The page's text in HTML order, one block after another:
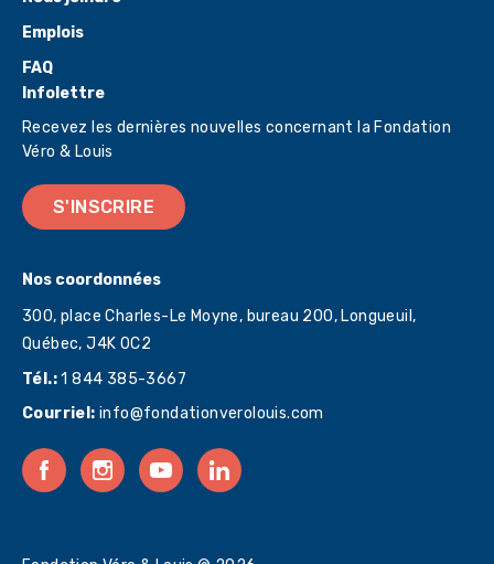
Infolettre
Recevez les dernières nouvelles concernant la Fondation
Véro & Louis
S'INSCRIRE
Nos coordonnées
300, place Charles-Le Moyne, bureau 200, Longueuil,
Québec,J4K 0C2
Tél.:1 844 385-3667
Courriel: info@fondationverolouis.com
Emplois
FAQ